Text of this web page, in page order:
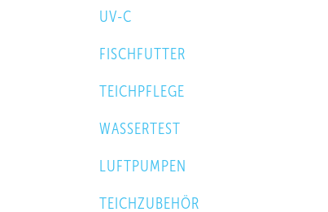
UV-C
FISCHFUTTER
TEICHPFLEGE
WASSERTEST
LUFTPUMPEN
TEICHZUBEHÖR